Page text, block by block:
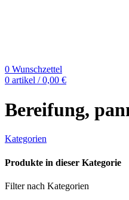
0 Wunschzettel
0 artikel / 0,00 €
Bereifung,
Kategorien
Produkte in dieser Kategorie
Filter nach Kategorien